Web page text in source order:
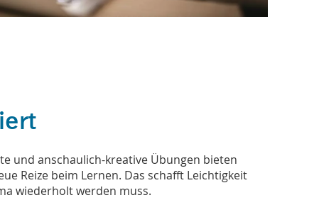
und anschaulich-kreative Übungen bieten
Reize beim Lernen. Das schafft Leichtigkeit
wiederholt werden muss.